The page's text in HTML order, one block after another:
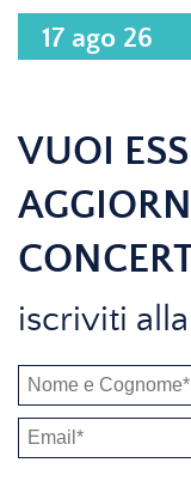
17 ago 26
VUOI
iscriviti